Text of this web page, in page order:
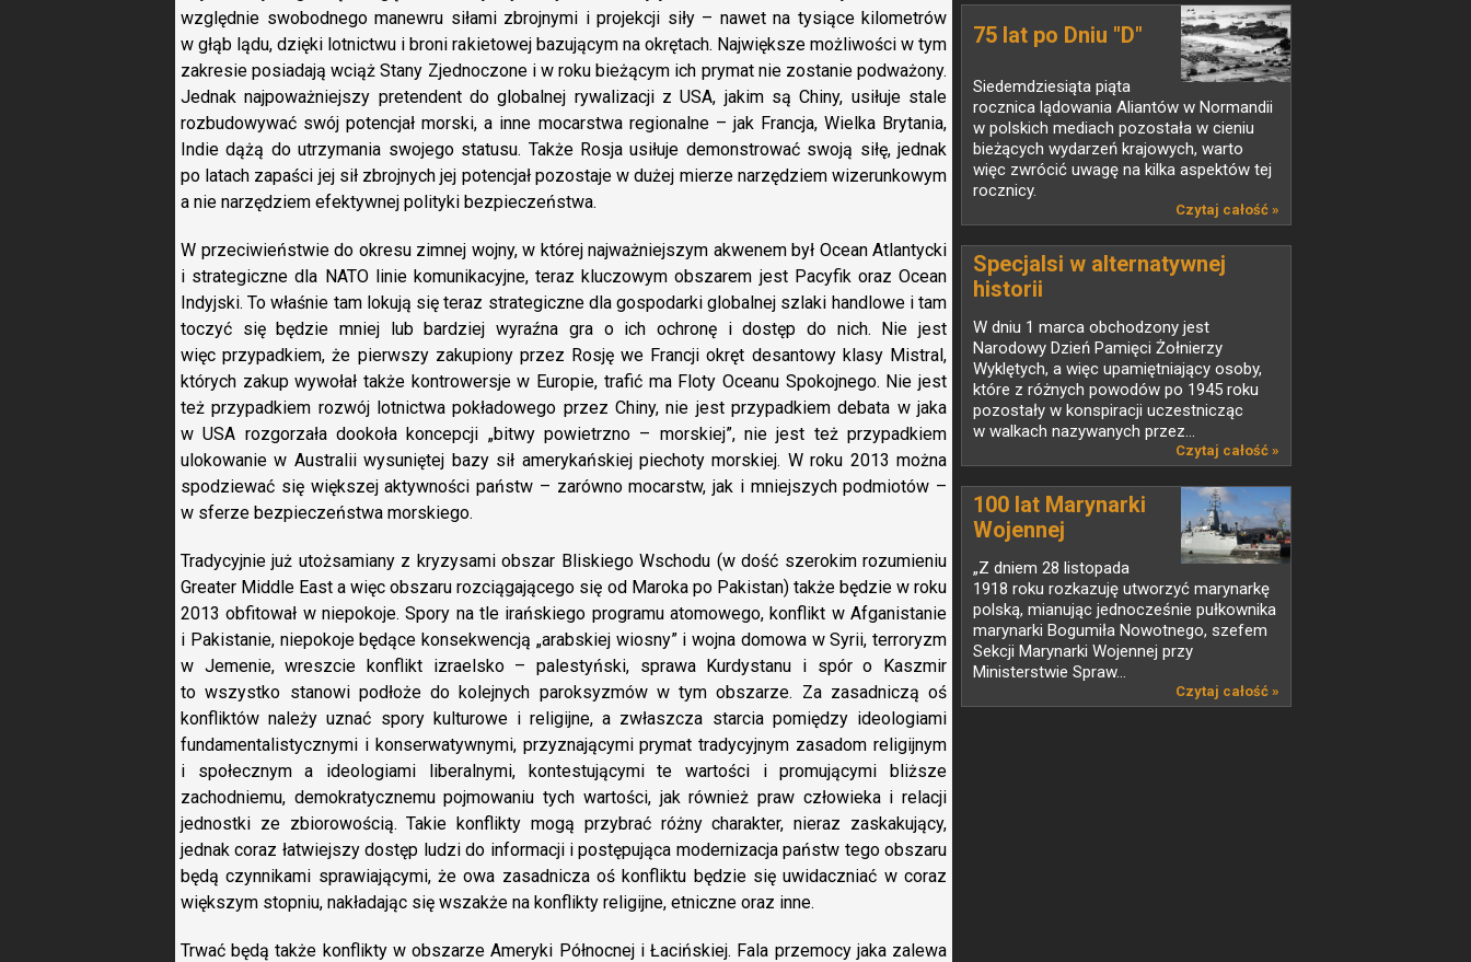
względnie swobodnego manewru siłami zbrojnymi i projekcji siły – nawet na tysiące kilometrów
w głąb lądu, dzięki lotnictwu i broni rakietowej bazującym na okrętach. Największe możliwości w tym
zakresie posiadają wciąż Stany Zjednoczone i w roku bieżącym ich prymat nie zostanie podważony.
Jednak najpoważniejszy pretendent do globalnej rywalizacji z USA, jakim są Chiny, usiłuje stale
rozbudowywać swój potencjał morski, a inne mocarstwa regionalne – jak Francja, Wielka Brytania,
Indie dążą do utrzymania swojego statusu. Także Rosja usiłuje demonstrować swoją siłę, jednak
po latach zapaści jej sił zbrojnych jej potencjał pozostaje w dużej mierze narzędziem wizerunkowym
a nie narzędziem efektywnej polityki bezpieczeństwa.
W przeciwieństwie do okresu zimnej wojny, w której najważniejszym akwenem był Ocean Atlantycki
i strategiczne dla NATO linie komunikacyjne, teraz kluczowym obszarem jest Pacyfik oraz Ocean
Indyjski. To właśnie tam lokują się teraz strategiczne dla gospodarki globalnej szlaki handlowe i tam
toczyć się będzie mniej lub bardziej wyraźna gra o ich ochronę i dostęp do nich. Nie jest
więc przypadkiem, że pierwszy zakupiony przez Rosję we Francji okręt desantowy klasy Mistral,
których zakup wywołał także kontrowersje w Europie, trafić ma Floty Oceanu Spokojnego. Nie jest
też przypadkiem rozwój lotnictwa pokładowego przez Chiny, nie jest przypadkiem debata w jaka
w USA rozgorzała dookoła koncepcji „bitwy powietrzno – morskiej”, nie jest też przypadkiem
ulokowanie w Australii wysuniętej bazy sił amerykańskiej piechoty morskiej. W roku 2013 można
spodziewać się większej aktywności państw – zarówno mocarstw, jak i mniejszych podmiotów –
w sferze bezpieczeństwa morskiego.
Tradycyjnie już utożsamiany z kryzysami obszar Bliskiego Wschodu (w dość szerokim rozumieniu
Greater Middle East a więc obszaru rozciągającego się od Maroka po Pakistan) także będzie w roku
2013 obfitował w niepokoje. Spory na tle irańskiego programu atomowego, konflikt w Afganistanie
i Pakistanie, niepokoje będące konsekwencją „arabskiej wiosny” i wojna domowa w Syrii, terroryzm
w Jemenie, wreszcie konflikt izraelsko – palestyński, sprawa Kurdystanu i spór o Kaszmir
to wszystko stanowi podłoże do kolejnych paroksyzmów w tym obszarze. Za zasadniczą oś
konfliktów należy uznać spory kulturowe i religijne, a zwłaszcza starcia pomiędzy ideologiami
fundamentalistycznymi i konserwatywnymi, przyznającymi prymat tradycyjnym zasadom religijnym
i społecznym a ideologiami liberalnymi, kontestującymi te wartości i promującymi bliższe
zachodniemu, demokratycznemu pojmowaniu tych wartości, jak również praw człowieka i relacji
jednostki ze zbiorowością. Takie konflikty mogą przybrać różny charakter, nieraz zaskakujący,
jednak coraz łatwiejszy dostęp ludzi do informacji i postępująca modernizacja państw tego obszaru
będą czynnikami sprawiającymi, że owa zasadnicza oś konfliktu będzie się uwidaczniać w coraz
większym stopniu, nakładając się wszakże na konflikty religijne, etniczne oraz inne.
Trwać będą także konflikty w obszarze Ameryki Północnej i Łacińskiej. Fala przemocy jaka zalewa
75 lat po Dniu "D"
Siedemdziesiąta piąta
rocznica lądowania Aliantów w Normandii
w polskich mediach pozostała w cieniu
bieżących wydarzeń krajowych, warto
więc zwrócić uwagę na kilka aspektów tej
rocznicy.
Czytaj całość »
Specjalsi w alternatywnej
historii
W dniu 1 marca obchodzony jest
Narodowy Dzień Pamięci Żołnierzy
Wyklętych, a więc upamiętniający osoby,
które z różnych powodów po 1945 roku
pozostały w konspiracji uczestnicząc
w walkach nazywanych przez...
Czytaj całość »
100 lat Marynarki
Wojennej
„Z dniem 28 listopada
1918 roku rozkazuję utworzyć marynarkę
polską, mianując jednocześnie pułkownika
marynarki Bogumiła Nowotnego, szefem
Sekcji Marynarki Wojennej przy
Ministerstwie Spraw...
Czytaj całość »